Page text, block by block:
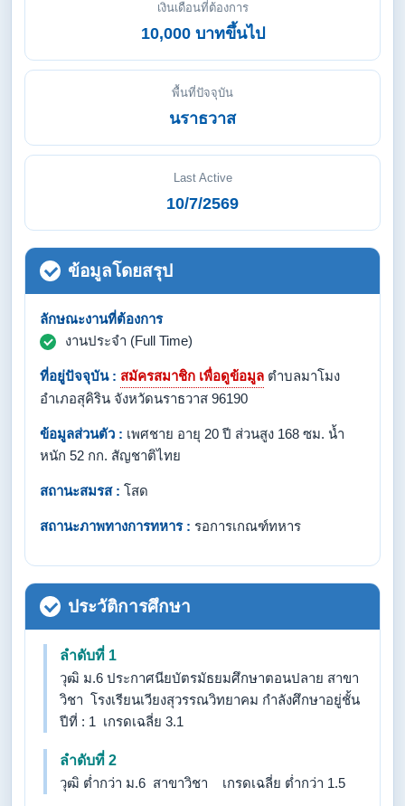
เงินเดือนที่ต้องการ
10,000 บาทขึ้นไป
พื้นที่ปัจจุบัน
นราธวาส
Last Active
10/7/2569
ข้อมูลโดยสรุป
ลักษณะงานที่ต้องการ
งานประจำ (Full Time)
ที่อยู่ปัจจุบัน : สมัครสมาชิก เพื่อดูข้อมูล ตำบลมาโมง
อำเภอสุคิริน จังหวัดนราธวาส 96190
ข้อมูลส่วนตัว : เพศชาย อายุ 20 ปี ส่วนสูง 168 ซม. น้ำ
หนัก 52 กก. สัญชาติไทย
สถานะสมรส : โสด
สถานะภาพทางการทหาร : รอการเกณฑ์ทหาร
ประวัติการศึกษา
ลำดับที่ 1
วุฒิ ม.6 ประกาศนียบัตรมัธยมศึกษาตอนปลาย สาขา
วิชา โรงเรียนเวียงสุวรรณวิทยาคม กำลังศึกษาอยู่ชั้น
ปีที่ : 1 เกรดเฉลี่ย 3.1
ลำดับที่ 2
วุฒิ ต่ำกว่า ม.6 สาขาวิชา เกรดเฉลี่ย ต่ำกว่า 1.5